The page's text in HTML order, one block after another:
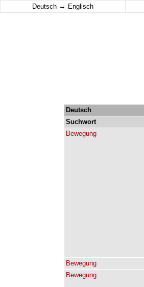
Deutsch ↔ Englisch
Deutsch
Suchwort
Bewegung
Bewegung
Bewegung